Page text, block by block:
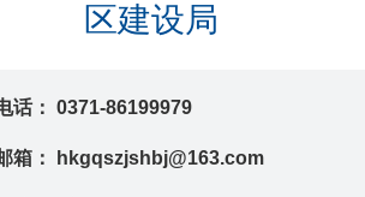
区建设局
话： 0371-86199979
箱： hkgqszjshbj@163.com